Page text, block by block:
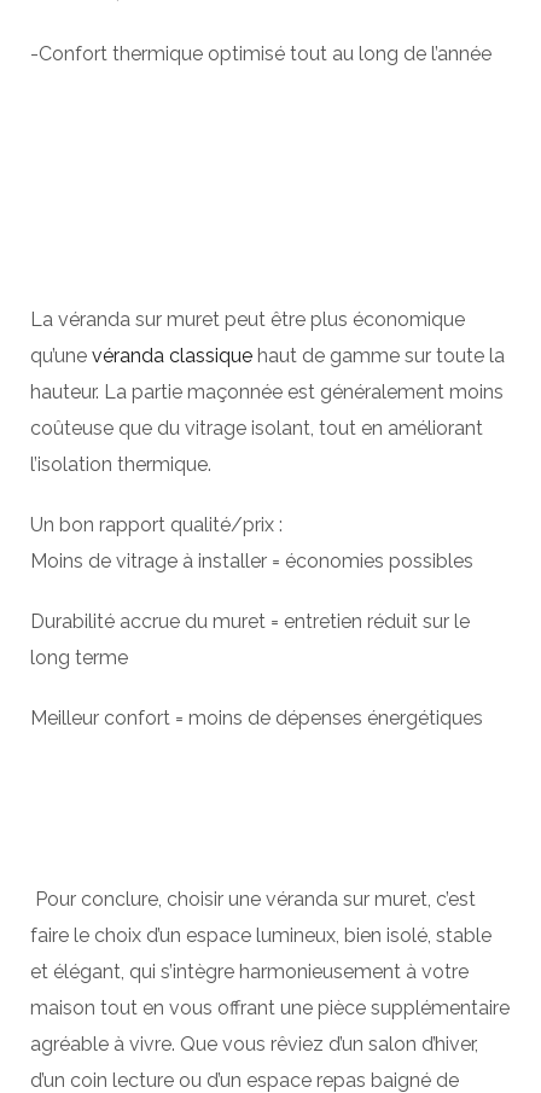
-Confort thermique optimisé tout au long de l’année
La véranda sur muret peut être plus économique
qu’une véranda classique haut de gamme sur toute la
hauteur. La partie maçonnée est généralement moins
coûteuse que du vitrage isolant, tout en améliorant
l’isolation thermique.
Un bon rapport qualité/prix :
Moins de vitrage à installer = économies possibles
Durabilité accrue du muret = entretien réduit sur le
long terme
Meilleur confort = moins de dépenses énergétiques
Pour conclure, choisir une véranda sur muret, c’est
faire le choix d’un espace lumineux, bien isolé, stable
et élégant, qui s’intègre harmonieusement à votre
maison tout en vous offrant une pièce supplémentaire
agréable à vivre. Que vous rêviez d’un salon d’hiver,
d’un coin lecture ou d’un espace repas baigné de